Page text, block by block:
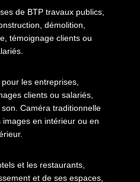
de BTP travaux publics,
démolition,
témoignage clients ou
les entreprises,
clients ou salariés,
Caméra traditionnelle
en intérieur ou en
et les restaurants,
et de ses espaces,